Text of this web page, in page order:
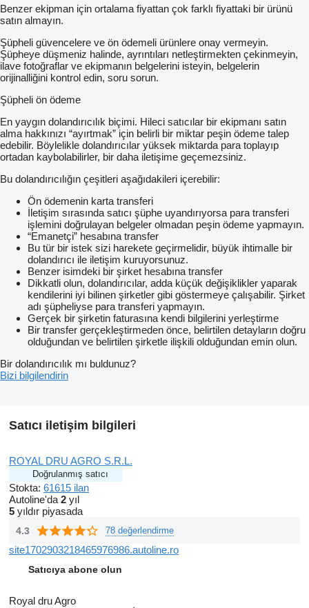
Benzer ekipman için ortalama fiyattan çok farklı fiyattaki bir ürünü
satın almayın.
Şüpheli güvencelere ve ön ödemeli ürünlere onay vermeyin.
Şüpheye düşmeniz halinde, ayrıntıları netleştirmekten çekinmeyin,
ilave fotoğraflar ve ekipmanın belgelerini isteyin, belgelerin
orijinalliğini kontrol edin, soru sorun.
Şüpheli ön ödeme
En yaygın dolandırıcılık biçimi. Hileci satıcılar bir ekipmanı satın
alma hakkınızı “ayırtmak” için belirli bir miktar peşin ödeme talep
edebilir. Böylelikle dolandırıcılar yüksek miktarda para toplayıp
ortadan kaybolabilirler, bir daha iletişime geçemezsiniz.
Bu dolandırıcılığın çeşitleri aşağıdakileri içerebilir:
Ön ödemenin karta transferi
İletişim sırasında satıcı şüphe uyandırıyorsa para transferi
işlemini doğrulayan belgeler olmadan peşin ödeme yapmayın.
“Emanetçi” hesabına transfer
Bu tür bir istek sizi harekete geçirmelidir, büyük ihtimalle bir
dolandırıcı ile iletişim kuruyorsunuz.
Benzer isimdeki bir şirket hesabına transfer
Dikkatli olun, dolandırıcılar, adda küçük değişiklikler yaparak
kendilerini iyi bilinen şirketler gibi göstermeye çalışabilir. Şirket
adı şüpheliyse para transferi yapmayın.
Gerçek bir şirketin faturasına kendi bilgilerini yerleştirme
Bir transfer gerçekleştirmeden önce, belirtilen detayların doğru
olduğundan ve belirtilen şirketle ilişkili olduğundan emin olun.
Bir dolandırıcılık mı buldunuz?
Bizi bilgilendirin
Satıcı iletişim bilgileri
ROYAL DRU AGRO S.R.L.
Doğrulanmış satıcı
Stokta: 61615 ilan
Autoline'da 2 yıl
5 yıldır piyasada
4.3 78 değerlendirme
site1702903218465976986.autoline.ro
Satıcıya abone olun
Royal dru Agro